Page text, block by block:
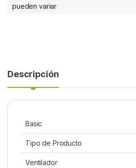
pueden variar
Descripción
Basic
Tipo de Producto
Ventilador